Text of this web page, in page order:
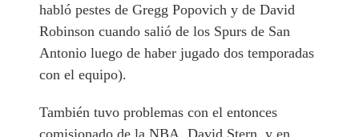
habló pestes de Gregg Popovich y de David
Robinson cuando salió de los Spurs de San
Antonio luego de haber jugado dos temporadas
con el equipo).
También tuvo problemas con el entonces
comisionado de la NBA, David Stern, y en